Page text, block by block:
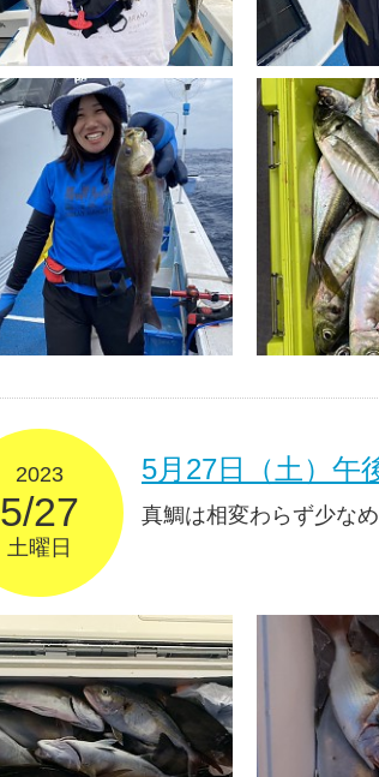
2023
5/27
土曜日
5月27日（土）午
真鯛は相変わらず少な